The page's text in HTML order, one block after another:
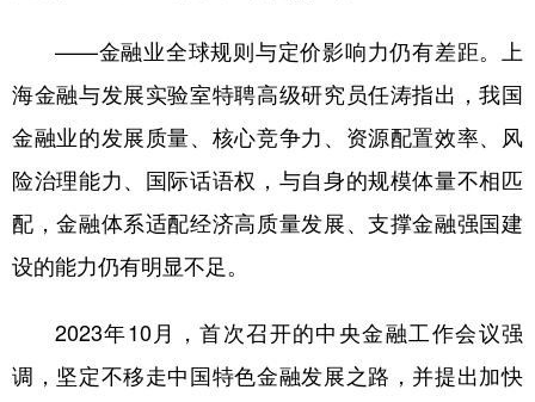
——金融业全球规则与定价影响力仍有差距。上
海金融与发展实验室特聘高级研究员任涛指出，我国
金融业的发展质量、核心竞争力、资源配置效率、风
险治理能力、国际话语权，与自身的规模体量不相匹
配，金融体系适配经济高质量发展、支撑金融强国建
设的能力仍有明显不足。
2023年10月，首次召开的中央金融工作会议强
调，坚定不移走中国特色金融发展之路，并提出加快